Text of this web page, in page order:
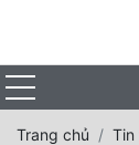
Trang chủ
Tin